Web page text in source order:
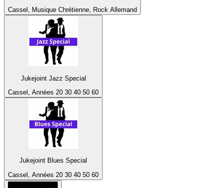
Cassel, Musique Chrétienne, Rock Allemand
Jukejoint Jazz Special
Cassel, Années 20 30 40 50 60
Jukejoint Blues Special
Cassel, Années 20 30 40 50 60